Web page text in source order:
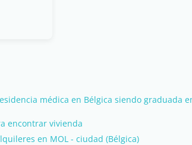
médica en Bélgica siendo graduada
encontrar vivienda
en MOL - ciudad (Bélgica)